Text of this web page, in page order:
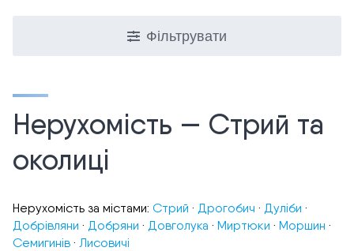
Фільтрувати
Нерухомість — Стрий та
околиці
Нерухомість за містами: Стрий · Дрогобич · Дуліби ·
Добрівляни · Добряни · Довголука · Миртюки · Моршин ·
Семигинів · Лисовичі